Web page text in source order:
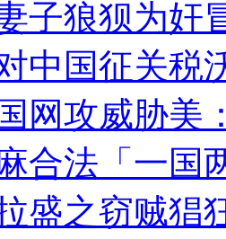
子狼狈为奸
中国征关税
网攻威胁美
合法「一国
盛之窃贼猖